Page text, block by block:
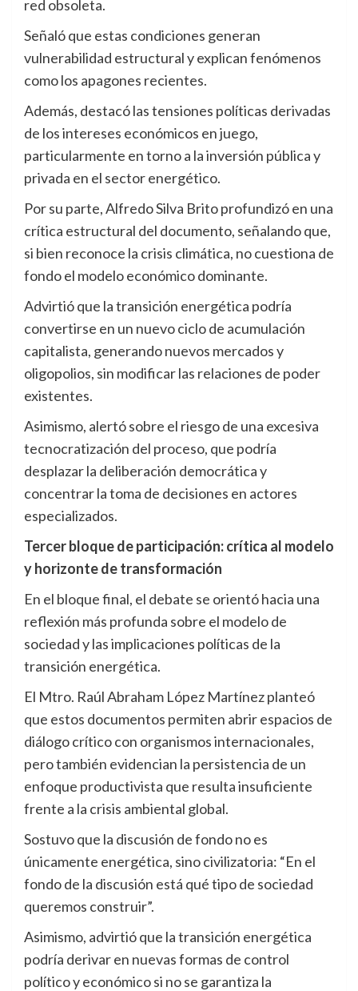
red obsoleta.
Señaló que estas condiciones generan
vulnerabilidad estructural y explican fenómenos
como los apagones recientes.
Además, destacó las tensiones políticas derivadas
de los intereses económicos en juego,
particularmente en torno a la inversión pública y
privada en el sector energético.
Por su parte, Alfredo Silva Brito profundizó en una
crítica estructural del documento, señalando que,
si bien reconoce la crisis climática, no cuestiona de
fondo el modelo económico dominante.
Advirtió que la transición energética podría
convertirse en un nuevo ciclo de acumulación
capitalista, generando nuevos mercados y
oligopolios, sin modificar las relaciones de poder
existentes.
Asimismo, alertó sobre el riesgo de una excesiva
tecnocratización del proceso, que podría
desplazar la deliberación democrática y
concentrar la toma de decisiones en actores
especializados.
Tercer bloque de participación: crítica al modelo
y horizonte de transformación
En el bloque final, el debate se orientó hacia una
reflexión más profunda sobre el modelo de
sociedad y las implicaciones políticas de la
transición energética.
El Mtro. Raúl Abraham López Martínez planteó
que estos documentos permiten abrir espacios de
diálogo crítico con organismos internacionales,
pero también evidencian la persistencia de un
enfoque productivista que resulta insuficiente
frente a la crisis ambiental global.
Sostuvo que la discusión de fondo no es
únicamente energética, sino civilizatoria: “En el
fondo de la discusión está qué tipo de sociedad
queremos construir”.
Asimismo, advirtió que la transición energética
podría derivar en nuevas formas de control
político y económico si no se garantiza la